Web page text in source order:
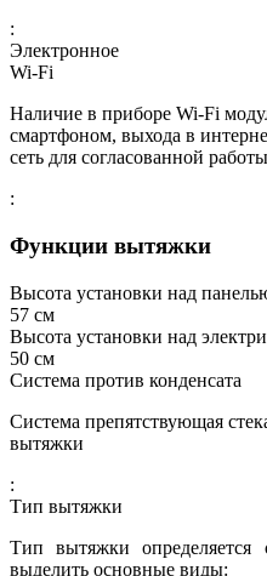
:
Электронное
Wi-Fi
Наличие в приборе Wi-Fi
смартфоном, выхода в
сеть для согласованной
:
Функции вытяжки
Высота установки над
57 см
Высота установки над
50 см
Система против конденсата
Система препятствующая
вытяжки
:
Тип вытяжки
Тип вытяжки
выделить основные виды: